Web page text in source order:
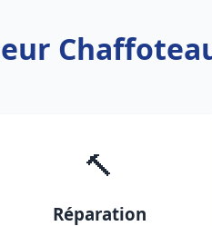
🔨
Réparation